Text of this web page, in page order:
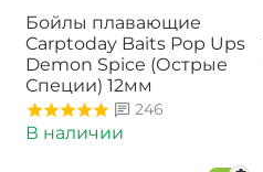
Бойлы плавающие
Carptoday Baits Pop Ups
Demon Spice (Острые
Специи) 12мм
246
В наличии